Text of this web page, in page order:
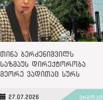
თინა ბერძენიშვილს
საზმაუს დირექტორობა
მეორე ვადითაც სურს
27.07.2026 ვრცლად